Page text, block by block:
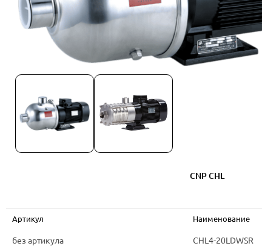
CNP CHL
Артикул Наименование
без артикула CHL4-20LDWSR